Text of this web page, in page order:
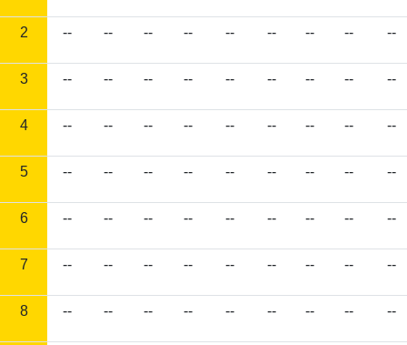
2 -- -- -- -- -- -- -- -- --
3 -- -- -- -- -- -- -- -- --
4 -- -- -- -- -- -- -- -- --
5 -- -- -- -- -- -- -- -- --
6 -- -- -- -- -- -- -- -- --
7 -- -- -- -- -- -- -- -- --
8 -- -- -- -- -- -- -- -- --